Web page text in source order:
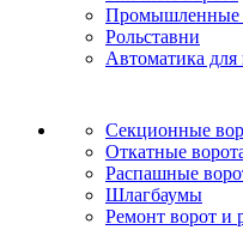
Промышленные
Рольставни
Автоматика для
Секционные
Откатные
Распашные
Шлагбаумы
Ремонт ворот и